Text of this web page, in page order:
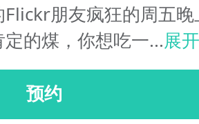
朋友疯狂的周五晚
的煤，你想吃一...展开
预约